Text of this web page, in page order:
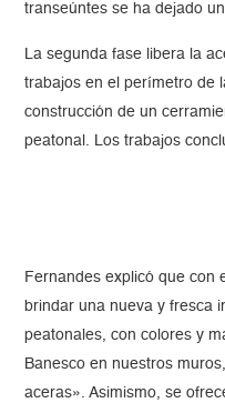
transeúntes se ha dejado
La segunda fase libera la
trabajos en el perímetro de
construcción de un
peatonal. Los trabajos
Fernandes explicó que con
brindar una nueva y fresca
peatonales, con colores y
Banesco en nuestros
aceras». Asimismo, se